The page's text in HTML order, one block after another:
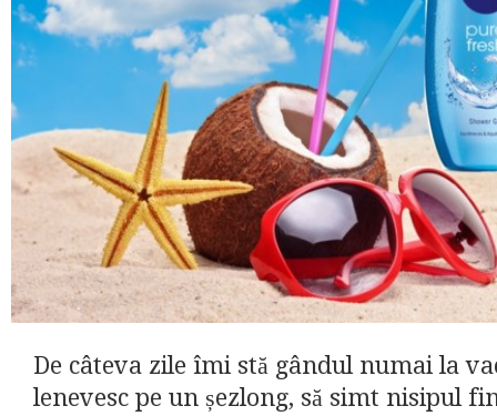
De câteva zile îmi stă gândul numai la
lenevesc pe un șezlong, să simt nisipul